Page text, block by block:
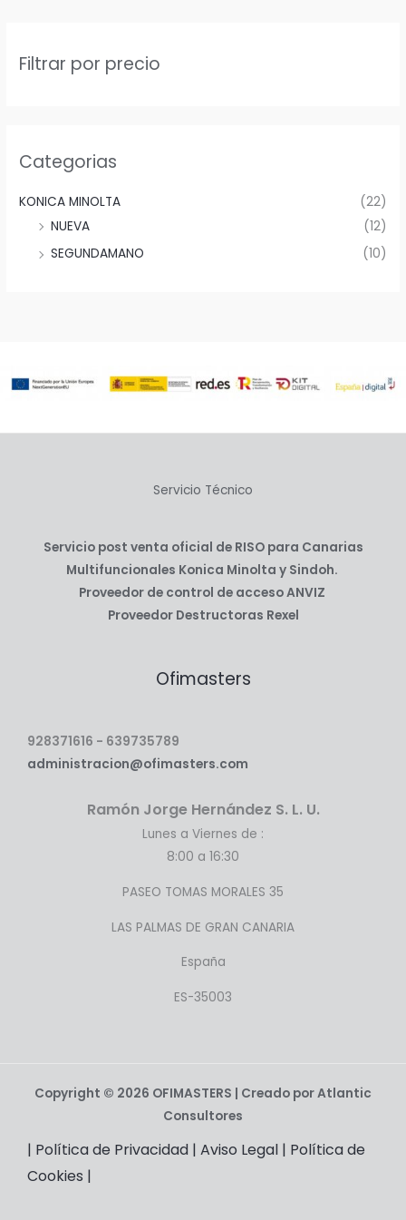
Filtrar por precio
Categorias
KONICA MINOLTA
(22)
NUEVA
(12)
SEGUNDAMANO
(10)
Servicio Técnico
Servicio post venta oficial de RISO para Canarias
Multifuncionales Konica Minolta y Sindoh.
Proveedor de control de acceso ANVIZ
Proveedor Destructoras Rexel
Ofimasters
928371616 - 639735789
administracion@ofimasters.com
Ramón Jorge Hernández S. L. U.
Lunes a Viernes de :
8:00 a 16:30
PASEO TOMAS MORALES 35
LAS PALMAS DE GRAN CANARIA
España
ES-35003
Copyright © 2026 OFIMASTERS | Creado por Atlantic
Consultores
| Política de Privacidad | Aviso Legal | Política de
Cookies |